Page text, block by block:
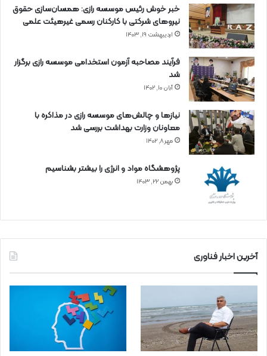
خبر خوش رئیس موسسه رازی: همسان‌سازی حقوق
نیروهای شرکتی با کارکنان رسمی غیرهیئت علمی
اردیبهشت ۱۹, ۱۴۰۳
فرآیند مصاحبه آزمون استخدامی موسسه رازی برگزار
شد
آبان ۱۰, ۱۴۰۲
نیازها و چالش‌های موسسه رازی در مذاکره با
معاونان وزارت بهداشت بررسی شد
مهر ۸, ۱۴۰۲
پژوهشگاه مواد و انرژی را بیشتر بشناسیم
بهمن ۲۲, ۱۴۰۳
آخرین اخبار فناوری